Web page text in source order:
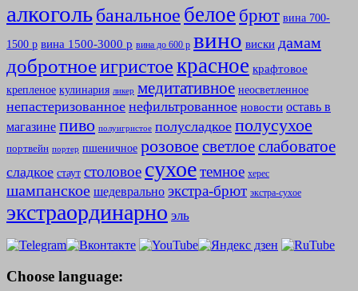
алкогольбанальное белое брют вина 700-
1500 р вина 1500-3000 р вина до 600 р вино виски дамам
добротноеигристоекрасное крафтовое
крепленое кулинария ликер медитативное неосветленное
непастеризованное нефильтрованное новости оставь в
магазине пиво полуигристое полусладкое полусухое
портвейн портер пшеничное розовое светлоеслабоватое
сладкое стаут столовое сухоетемное херес
шампанское шедеврально экстра-брют экстра-сухое
экстраординарно эль
Choose language: